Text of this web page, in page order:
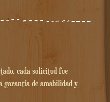
cada solicitud fue
garantía de amabilidad y